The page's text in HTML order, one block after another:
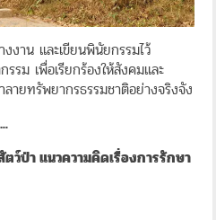
งงาน และเขียนพินัยกรรมไว้
รม เพื่อเรียกร้องให้สังคมและ
ายทรัพยากรธรรมชาติอย่างจริงจัง
ว์ป่า แนวความคิดเรื่องการรักษา